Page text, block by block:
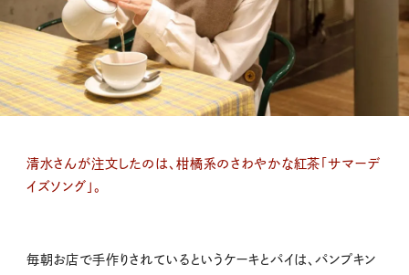
清水さんが注文したのは、柑橘系のさわやかな紅茶「サマーデ
イズソング」。
毎朝お店で手作りされているというケーキとパイは、パンプキン